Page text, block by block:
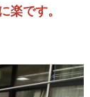
です。